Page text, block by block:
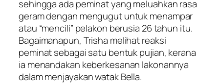
sehingga ada peminat yang meluahkan rasa
geram dengan mengugut untuk menampar
atau “mencili” pelakon berusia 26 tahun itu.
Bagaimanapun, Trisha melihat reaksi
peminat sebagai satu bentuk pujian, kerana
ia menandakan keberkesanan lakonannya
dalam menjayakan watak Bella.